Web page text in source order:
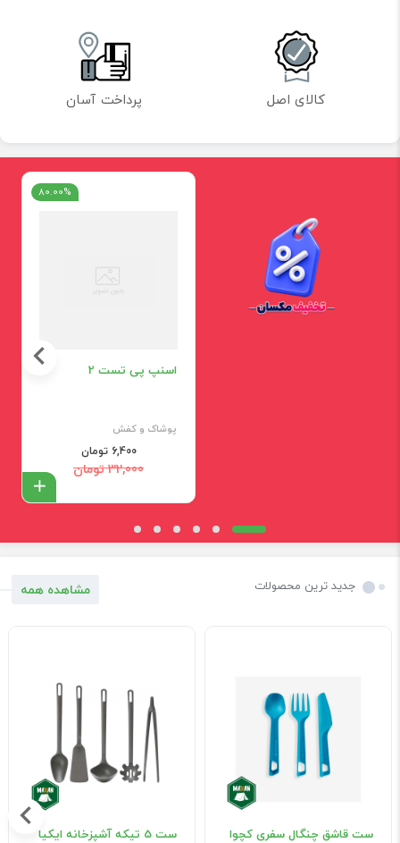
کالای اصل پرداخت آسان
80.00%
اسنپ پی تست 2
پوشاک و کفش
6,400 تومان
32,000 تومان
جدید ترین محصولات مشاهده همه
ست قاشق چنگال سفری کچوا ست 5 تيکه آشپزخانه ایکیا